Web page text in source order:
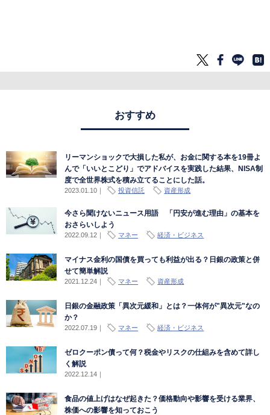
おすすめ
リーマンショックで大損した私が、お金に関する本を19冊よ
んで「いいとこどり」でアドバイスを実践した結果、NISA制
度で全世界株式を積み立てることにした話。
2023.01.10｜ 投資信託 資産形成
今さら聞けないニュース用語 「円安が進む理由」の基本を
おさらいしよう
2022.09.12｜ マネー 経済・ビジネス
マイナス金利の国債を買っても利益が出る？日銀の政策と併
せて簡単解説
2021.12.24｜ マネー 資産形成
日銀の金融政策「異次元緩和」とは？一体何が"異次元"なの
か？
2022.07.19｜ マネー 経済・ビジネス
ゼロクーポン債って何？税金やリスクの仕組みを含めて詳し
く解説
2022.12.14｜
食品の値上げはなぜ起きた？価格動向や影響を受ける業界、
株価への影響を知っておこう